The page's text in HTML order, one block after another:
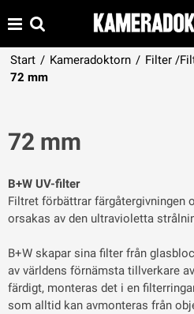
Start / Kameradoktorn / Filter /
72 mm
72 mm
B+W UV-filter
Filtret förbättrar färgåtergivningen
orsakas av den ultravioletta
B+W skapar sina filter från
av världens förnämsta tillverkare
färdigt, monteras det i en
som alltid kan avmonteras från